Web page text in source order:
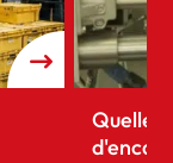
Quelles